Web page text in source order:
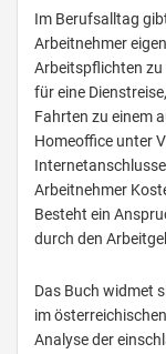
Im Berufsalltag
Arbeitnehmer
Arbeitspflichten zu
für eine
Fahrten zu einem
Homeoffice unter
Arbeitnehmer
Besteht ein
durch den
Das Buch widmet
im
Analyse der